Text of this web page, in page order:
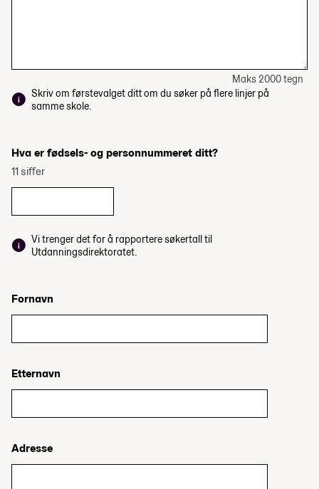
Maks 2000 tegn
Skriv om førstevalget ditt om du søker på flere linjer på
samme skole.
Hva er fødsels- og personnummeret ditt?
11 siffer
Vi trenger det for å rapportere søkertall til
Utdanningsdirektoratet.
Fornavn
Etternavn
Adresse